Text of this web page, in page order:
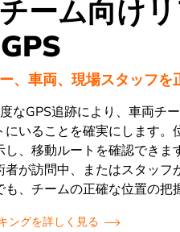
ーム向け
、車両、現場スタッフを
なGPS追跡により、車両チ
にいることを確実にします。
し、移動ルートを確認できま
者が訪問中、またはスタッフ
も、チームの正確な位置の把
ングを詳しく見る